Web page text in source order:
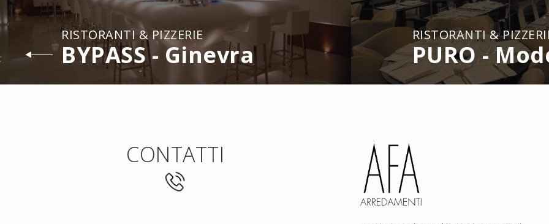
RISTORANTI & PIZZERIE
BYPASS - Ginevra
RISTORANTI &
PURO -
CONTATTI